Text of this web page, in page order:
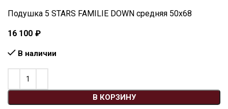
Подушка 5 STARS FAMILIE DOWN средняя 50х68
16 100 ₽
В наличии
В КОРЗИНУ